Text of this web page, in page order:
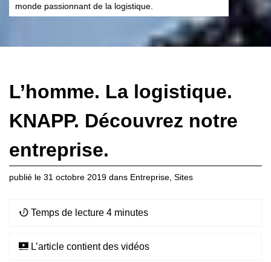
monde passionnant de la logistique.
L’homme. La logistique.
KNAPP. Découvrez notre
entreprise.
publié le 31 octobre 2019 dans Entreprise Sites
Temps de lecture 4 minutes
L’article contient des vidéos